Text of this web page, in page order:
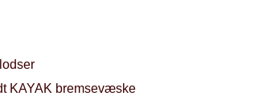
KAYAK bremsevæske